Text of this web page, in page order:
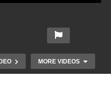
MORE VIDEOS